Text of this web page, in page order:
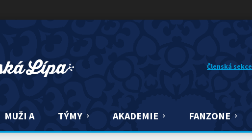
Členská sekce
MUŽI A TÝMY AKADEMIE FANZONE